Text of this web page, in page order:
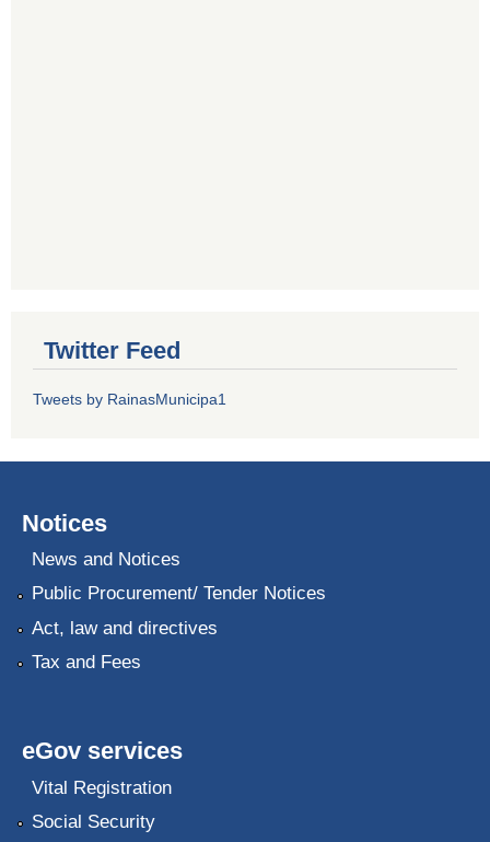
Twitter Feed
Tweets by RainasMunicipa1
Notices
News and Notices
Public Procurement/ Tender Notices
Act, law and directives
Tax and Fees
eGov services
Vital Registration
Social Security